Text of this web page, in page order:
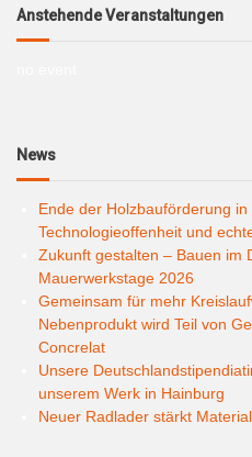
Anstehende Veranstaltungen
News
Ende der Holzbauförderung
Technologieoffenheit und
Zukunft gestalten – Bauen im
Mauerwerkstage 2026
Gemeinsam für mehr
Nebenprodukt wird Teil von
Concrelat
Unsere
unserem Werk in Hainburg
Neuer Radlader stärkt